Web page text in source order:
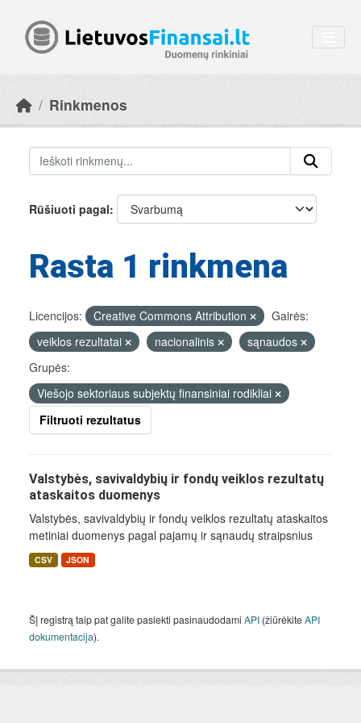
Rinkmenos
Rūšiuoti pagal
Rasta 1 rinkmena
Licencijos: Creative Commons Attribution
Gairės:
veiklos rezultatai
nacionalinis
sąnaudos
Grupės:
Viešojo sektoriaus subjektų finansiniai rodikliai
Filtruoti rezultatus
Valstybės, savivaldybių ir fondų veiklos rezultatų
ataskaitos duomenys
Valstybės, savivaldybių ir fondų veiklos rezultatų ataskaitos
metiniai duomenys pagal pajamų ir sąnaudų straipsnius
CSV JSON
Šį registrą taip pat galite pasiekti pasinaudodami API (žiūrėkiteAPI
dokumentacija).